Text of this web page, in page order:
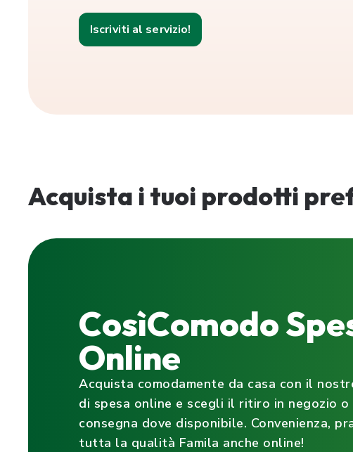
Iscriviti al servizio!
Acquista i tuoi prodotti
CosìComodo
Online
Acquista comodamente da casa con il
di spesa online e scegli il ritiro in negozio o
consegna dove disponibile. Convenienza,
tutta la qualità Famila anche online!